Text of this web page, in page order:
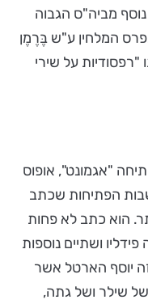
מביה"ס הגבוה
בשנת 2008 זכה בפרס המלחין ע"ש בֶּרֶמֶן
"רפסודיות על שירי
בטהובן (1770 - 1827) הפתיחה "אגמונט", אופוס
הפתיחות שכתב
הוא כתב לא פחות
ושתיים נוספות
יוסף הארטל אשר
שילר ושל גתה,